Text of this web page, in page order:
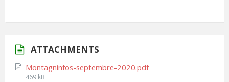
ATTACHMENTS
Montagninfos-septembre-2020.pdf
469 kB